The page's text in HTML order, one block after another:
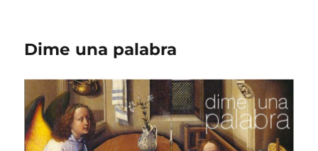
Dime una palabra